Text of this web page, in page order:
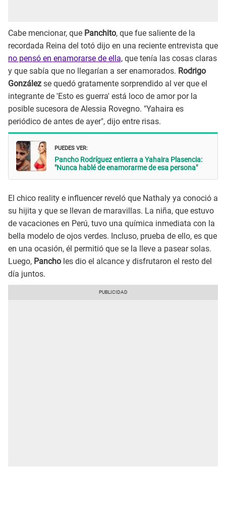
Cabe mencionar, que Panchito, que fue saliente de la
recordada Reina del totó dijo en una reciente entrevista que
no pensó en enamorarse de ella, que tenía las cosas claras
y que sabía que no llegarían a ser enamorados. Rodrigo
González se quedó gratamente sorprendido al ver que el
integrante de 'Esto es guerra' está loco de amor por la
posible sucesora de Alessia Rovegno. "Yahaira es
periódico de antes de ayer", dijo entre risas.
PUEDES VER:
Pancho Rodríguez entierra a Yahaira Plasencia:
"Nunca hablé de enamorarme de esa persona"
El chico reality e influencer reveló que Nathaly ya conoció a
su hijita y que se llevan de maravillas. La niña, que estuvo
de vacaciones en Perú, tuvo una química inmediata con la
bella modelo de ojos verdes. Incluso, prueba de ello, es que
en una ocasión, él permitió que se la lleve a pasear solas.
Luego, Pancho les dio el alcance y disfrutaron el resto del
día juntos.